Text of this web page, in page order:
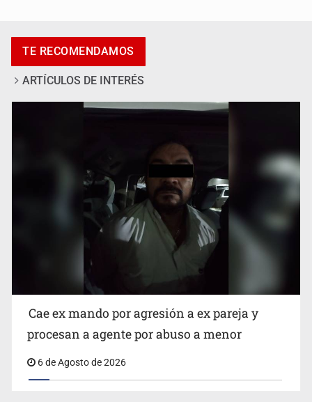
Que el IPEJAL encabece la lista de deudores en Jalisco
es un “foco rojo” de gran magnitud: Economista
TE RECOMENDAMOS
ARTÍCULOS DE INTERÉS
Cae ex mando por agresión a ex pareja y
procesan a agente por abuso a menor
6 de Agosto de 2026